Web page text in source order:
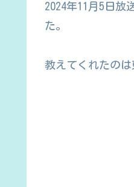
2024年11月5日放
た。
教えてくれたの